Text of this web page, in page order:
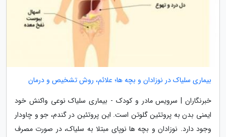
بیماری سلیاک در نوزادان و بچه ها؛ علائم، روش تشخیص و درمان
خبرنگاران | سرویس مادر و کودک - بیماری سلیاک نوعی واکنش خود
ایمنی بدن به پروتئین گلوتن است. این پروتئین در گندم، جو و چاودار
وجود دارد. نوزادان و بچه ها نوپای مبتلا به سلیاک، در صورت مصرف